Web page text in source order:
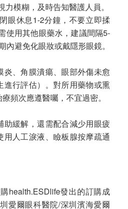
模糊，及時告知醫護人員。
閉眼休息1-2分鐘，不要立即揉
使用其他眼藥水，建議間隔5-
內避免化眼妝或戴隱形眼鏡。
炎、角膜潰瘍、眼部外傷未愈
進行評估）。對所用藥物或熏
頻次應遵醫囑，不宜過密。
助緩解，還需配合減少用眼疲
人工淚液、瞼板腺按摩疏通
health.ESDlife發出的訂購成
愛爾眼科醫院/深圳濱海愛爾